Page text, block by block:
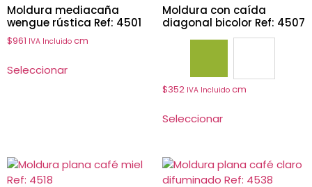
Moldura mediacaña
wengue rústica Ref: 4501
$961 IVA Incluido cm
Seleccionar
Moldura con caída
diagonal bicolor Ref: 4507
$352 IVA Incluidocm
Seleccionar